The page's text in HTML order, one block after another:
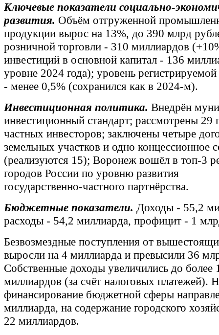
Ключевые показатели
развития. Объём отгруженной
продукции вырос на 13%, до 390 млрд
розничной торговли - 310 миллиардов
инвестиций в основной капитал - 136
уровне 2024 года); уровень
- менее 0,5% (сохранился как в 2024-м).
Инвестиционная политика. Внедрён
инвестиционный стандарт; рассмотрены 29
частных инвесторов; заключены четыре
земельных участков и одно концессионное
(реализуются 15); Воронеж вошёл в топ‑3
городов России по уровню развития
государственно‑частного партнёрства.
Бюджетные показатели. Доходы - 55,2
расходы - 54,2 миллиарда, профицит - 1
Безвозмездные поступления от
выросли на 4 миллиарда и превысили 36
Собственные доходы увеличились до более
миллиардов (за счёт налоговых платежей).
финансирование бюджетной сферы
миллиарда, на содержание городского
22 миллиардов.